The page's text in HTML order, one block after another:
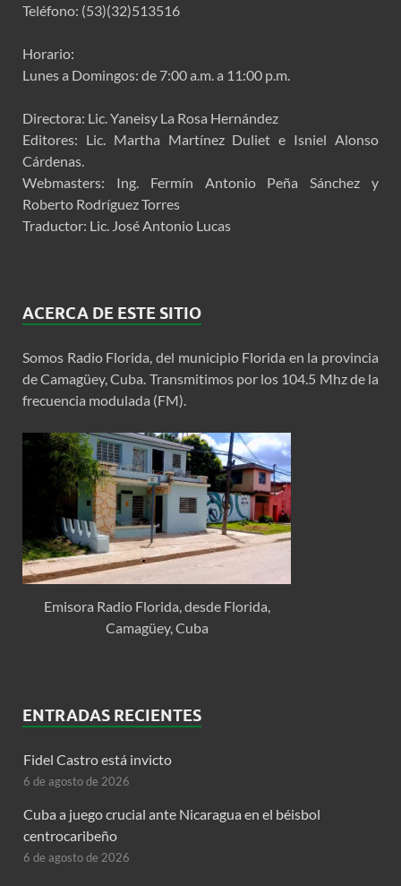
Teléfono: (53)(32)513516
Horario:
Lunes a Domingos: de 7:00 a.m. a 11:00 p.m.
Directora: Lic. Yaneisy La Rosa Hernández
Editores: Lic. Martha Martínez Duliet e Isniel Alonso
Cárdenas.
Webmasters: Ing. Fermín Antonio Peña Sánchez y
Roberto Rodríguez Torres
Traductor: Lic. José Antonio Lucas
ACERCA DE ESTE SITIO
Somos Radio Florida, del municipio Florida en la provincia
de Camagüey, Cuba. Transmitimos por los 104.5 Mhz de la
frecuencia modulada (FM).
Emisora Radio Florida, desde Florida,
Camagüey, Cuba
ENTRADAS RECIENTES
Fidel Castro está invicto
6 de agosto de 2026
Cuba a juego crucial ante Nicaragua en el béisbol
centrocaribeño
6 de agosto de 2026